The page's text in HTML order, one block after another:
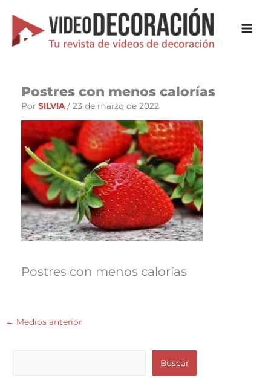
contenido
Postres con menos calorías
Por SILVIA/ 23 de marzo de 2022
Postres con menos calorías
← Medios anterior
Buscar